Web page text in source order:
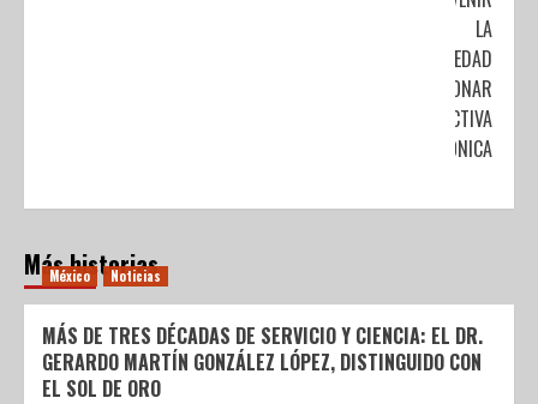
LA
ENFERMEDAD
PULMONAR
OBSTRUCTIVA
CRÓNICA
Más historias
México Noticias
MÁS DE TRES DÉCADAS DE SERVICIO Y CIENCIA: EL DR.
GERARDO MARTÍN GONZÁLEZ LÓPEZ, DISTINGUIDO CON
EL SOL DE ORO